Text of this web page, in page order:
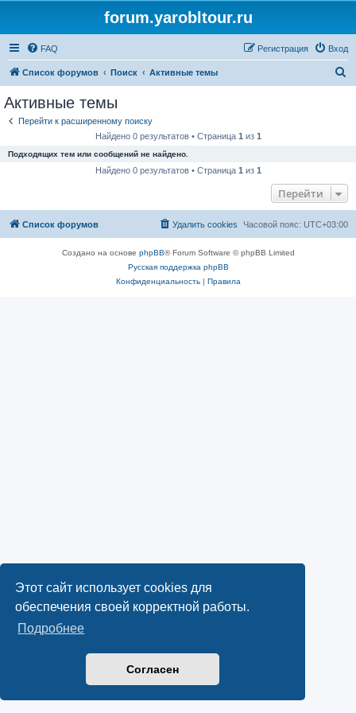
Этот сайт использует cookies для
обеспечения своей корректной работы.
Подробнее
Согласен
forum.yarobltour.ru
FAQ Вход
Регистрация
Список форумов Поиск Активные темы
Активные темы
Перейти к расширенному поиску
Найдено 0 результатов • Страница 1 из 1
Подходящих тем или сообщений не найдено.
Найдено 0 результатов • Страница 1 из 1
Перейти
Список форумов Часовой пояс: UTC+03:00
Удалить cookies
Создано на основе phpBB® Forum Software © phpBB Limited
Русская поддержка phpBB
Конфиденциальность| Правила